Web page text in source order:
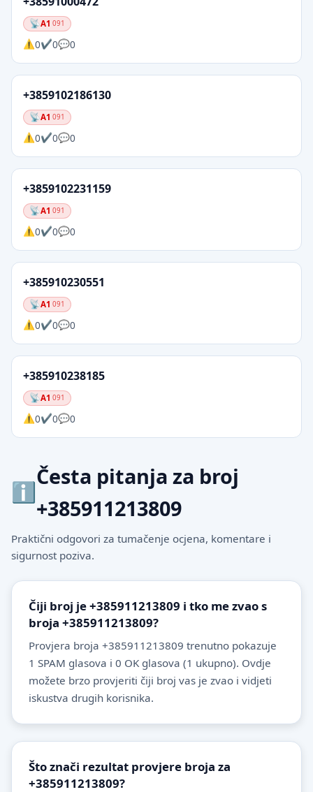
A1 091
0 0 0
+3859102186130
A1 091
0 0 0
+3859102231159
A1 091
0 0 0
+385910230551
A1 091
0 0 0
+385910238185
A1 091
0 0 0
Česta pitanja za broj
+385911213809
Praktični odgovori za tumačenje ocjena, komentare i
sigurnost poziva.
Čiji broj je +385911213809 i tko me zvao s
broja +385911213809?
Provjera broja +385911213809 trenutno pokazuje
1 SPAM glasova i 0 OK glasova (1 ukupno). Ovdje
možete brzo provjeriti čiji broj vas je zvao i vidjeti
iskustva drugih korisnika.
Što znači rezultat provjere broja za
+385911213809?